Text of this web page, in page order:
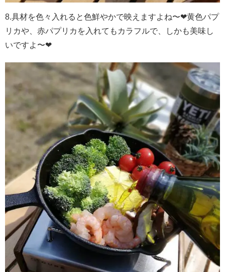
8.具材を色々入れると色鮮やかで映えますよね〜❤黄色パプ
リカや、赤パプリカを入れてもカラフルで、しかも美味し
いですよ〜❤